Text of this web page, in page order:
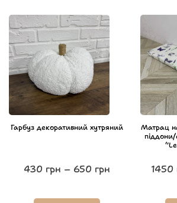
Гарбуз декоративний хутряний
430 грн – 650 грн
Матрац
1450